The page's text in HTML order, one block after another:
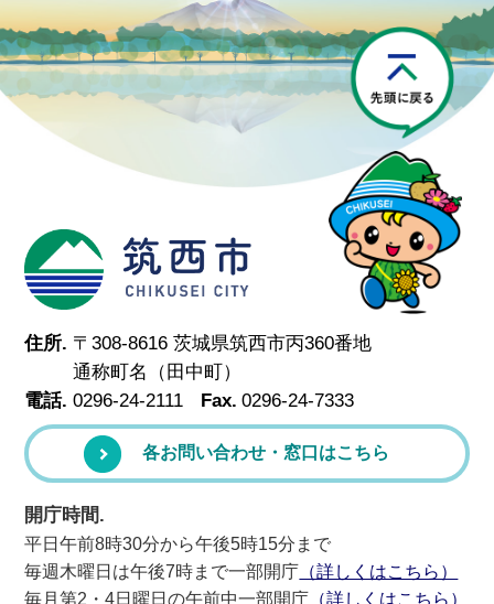
筑西市
住所. 〒308-8616 茨城県筑西市丙360番地
通称町名（田中町）
電話. 0296-24-2111 Fax. 0296-24-7333
各お問い合わせ・窓口はこちら
開庁時間.
平日午前8時30分から午後5時15分まで
毎週木曜日は午後7時まで一部開庁 （詳しくはこちら）
毎月第2・4日曜日の午前中一部開庁 （詳しくはこちら）